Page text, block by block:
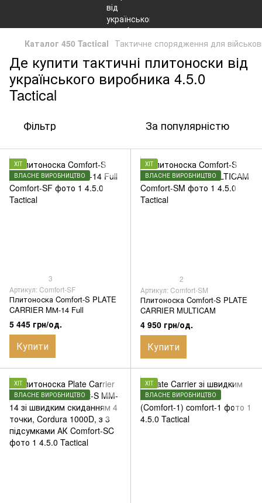
Каталог 450 Tactical Тактичне спорядження для
Де купити тактичні плитоноски від
українського виробника 4.5.0
Tactiсal
Фільтр За популярністю
ХІТ
ВЛАСНЕ ВИРОБНИЦТВО
3
Артикул: Comfort-SF
Плитоноска Comfort-S PLATE
CARRIER MМ-14 Full
5 445 грн/од.
Купити
ХІТ
ВЛАСНЕ ВИРОБНИЦТВО
2
Артикул: Comfort-SM
Плитоноска Comfort-S PLATE
CARRIER MULTICAM
4 950 грн/од.
Купити
ХІТ
ВЛАСНЕ ВИРОБНИЦТВО
ХІТ
ВЛАСНЕ ВИРОБНИЦТВО